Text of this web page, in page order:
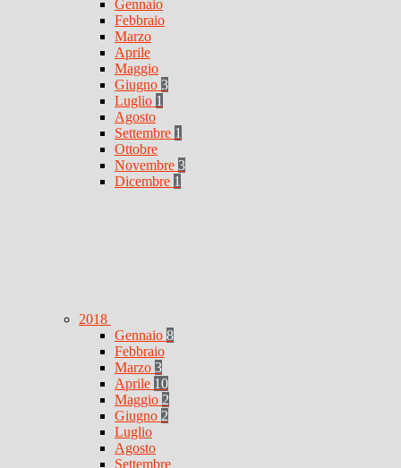
Gennaio
Febbraio
Marzo
Aprile
Maggio
Giugno 3
Luglio 1
Agosto
Settembre 1
Ottobre
Novembre 3
Dicembre 1
2018
Gennaio 8
Febbraio
Marzo 3
Aprile 10
Maggio 2
Giugno 2
Luglio
Agosto
Settembre